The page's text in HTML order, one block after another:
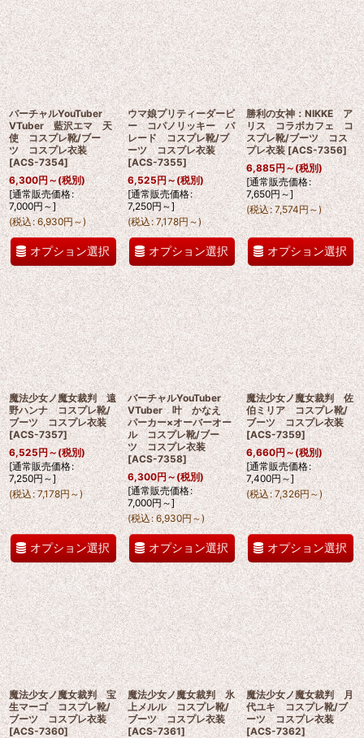
バーチャルYouTuber
VTuber 藍沢エマ 天
使 コスプレ靴/ブー
ツ コスプレ衣装
[ACS-7354]
6,300円～(税別)
[通常販売価格:
7,000円～]
(税込: 6,930円～)
オプション選択
ウマ娘プリティーダービ
ー コパノリッキー パ
レード コスプレ靴/ブ
ーツ コスプレ衣装
[ACS-7355]
6,525円～(税別)
[通常販売価格:
7,250円～]
(税込: 7,178円～)
オプション選択
勝利の女神：NIKKE ア
リス コラボカフェ コ
スプレ靴/ブーツ コス
プレ衣装 [ACS-7356]
6,885円～(税別)
[通常販売価格:
7,650円～]
(税込: 7,574円～)
オプション選択
魔法少女ノ魔女裁判 遠
野ハンナ コスプレ靴/
ブーツ コスプレ衣装
[ACS-7357]
6,525円～(税別)
[通常販売価格:
7,250円～]
(税込: 7,178円～)
オプション選択
バーチャルYouTuber
VTuber 叶 かなえ
パーカー×オーバーオー
ル コスプレ靴/ブー
ツ コスプレ衣装
[ACS-7358]
6,300円～(税別)
[通常販売価格:
7,000円～]
(税込: 6,930円～)
オプション選択
魔法少女ノ魔女裁判 佐
伯ミリア コスプレ靴/
ブーツ コスプレ衣装
[ACS-7359]
6,660円～(税別)
[通常販売価格:
7,400円～]
(税込: 7,326円～)
オプション選択
魔法少女ノ魔女裁判 宝
生マーゴ コスプレ靴/
ブーツ コスプレ衣装
[ACS-7360]
魔法少女ノ魔女裁判 氷
上メルル コスプレ靴/
ブーツ コスプレ衣装
[ACS-7361]
魔法少女ノ魔女裁判 月
代ユキ コスプレ靴/ブ
ーツ コスプレ衣装
[ACS-7362]